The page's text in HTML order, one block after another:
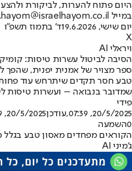
היום פתוח להערות, לביקורת
במייל hayom@israelhayom.co.il.
יום שישי, 19.6.2026
ד' בתמוז תשפ"ו
X
ויראלי AI
הסיבה לביטול עשרות טיסות:
ספר מצויר של אמנית יפנית, שהפך
טבע חסר תקדים שיתרחש עוד
שמדובר בנבואה – ועשרות טיסות
פידי
20/5/2025, 07:39
,עודכן20/5/2025, 09:09
0השמעה
הקוראים מפחדים מאסון טבע בגלל
ג'מיני AI